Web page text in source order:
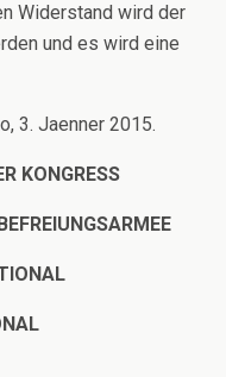
Widerstand wird der
und es wird eine
3. Jaenner 2015.
KONGRESS